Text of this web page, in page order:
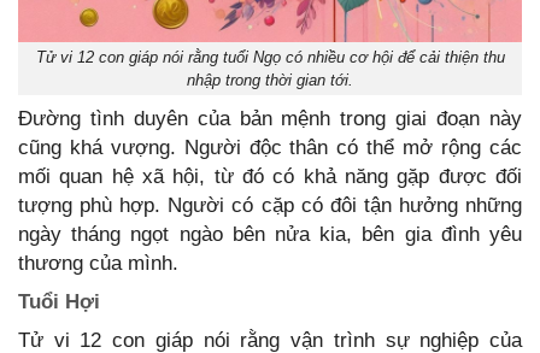
Tử vi 12 con giáp nói rằng tuổi Ngọ có nhiều cơ hội để cải thiện thu
nhập trong thời gian tới.
Đường tình duyên của bản mệnh trong giai đoạn này
cũng khá vượng. Người độc thân có thể mở rộng các
mối quan hệ xã hội, từ đó có khả năng gặp được đối
tượng phù hợp. Người có cặp có đôi tận hưởng những
ngày tháng ngọt ngào bên nửa kia, bên gia đình yêu
thương của mình.
Tuổi Hợi
Tử vi 12 con giáp nói rằng vận trình sự nghiệp của